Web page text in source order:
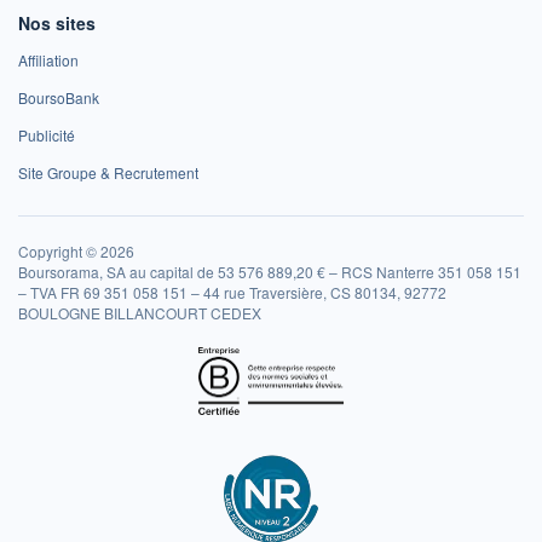
Nos sites
Affiliation
BoursoBank
Publicité
Site Groupe & Recrutement
Copyright © 2026
Boursorama, SA au capital de 53 576 889,20 € – RCS Nanterre 351 058 151
– TVA FR 69 351 058 151 – 44 rue Traversière, CS 80134, 92772
BOULOGNE BILLANCOURT CEDEX